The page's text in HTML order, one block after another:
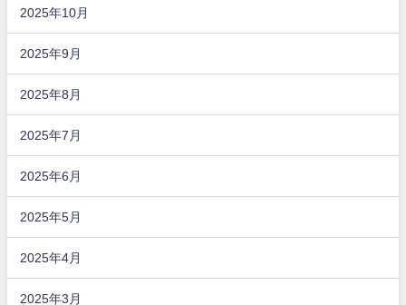
2025年10月
2025年9月
2025年8月
2025年7月
2025年6月
2025年5月
2025年4月
2025年3月